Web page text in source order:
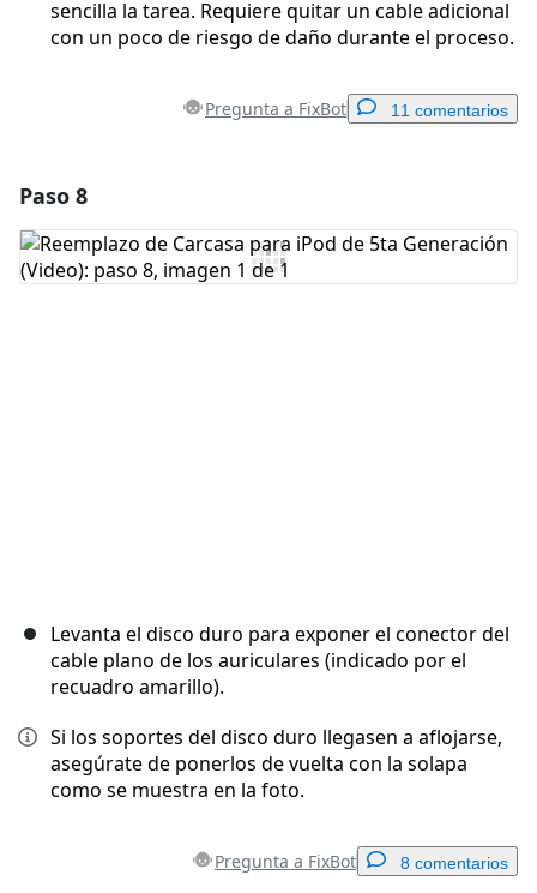
sencilla la tarea. Requiere quitar un cable adicional
con un poco de riesgo de daño durante el proceso.
Pregunta a FixBot 11 comentarios
Agregar Comentario
Paso 8
Levanta el disco duro para exponer el conector del
cable plano de los auriculares (indicado por el
recuadro amarillo).
Si los soportes del disco duro llegasen a aflojarse,
asegúrate de ponerlos de vuelta con la solapa
como se muestra en la foto.
Pregunta a FixBot 8 comentarios